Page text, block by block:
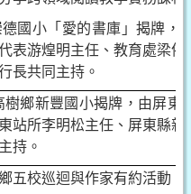
國小「愛的書庫」揭牌，
表游煌明主任、教育處梁
長共同主持。
樹鄉新豐國小揭牌，由屏東
站所李明松主任、屏東縣
持。
五校巡迴與作家有約活動